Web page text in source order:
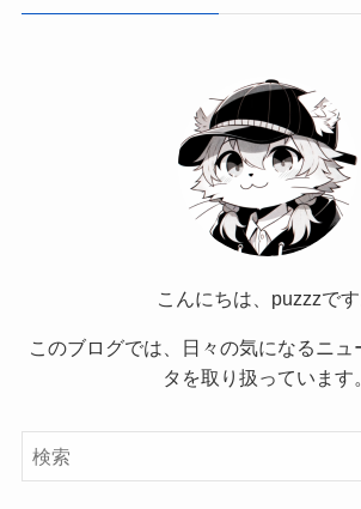
こんにちは、puzzzです
このブログでは、日々の気になるニュ
タを取り扱っています。